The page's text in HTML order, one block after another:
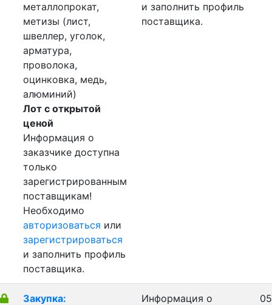
металлопрокат,
метизы (лист,
швеллер, уголок,
арматура,
проволока,
оцинковка, медь,
алюминий)
Лот с открытой
ценой
Информация о
заказчике доступна
только
зарегистрированным
поставщикам!
Необходимо
авторизоваться или
зарегистрироваться
и заполнить профиль
поставщика.
и заполнить профиль
поставщика.
Закупка:
Информация о